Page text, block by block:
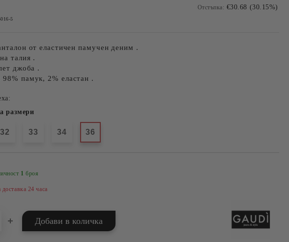
Отстъпка: €30.68 (30.15%)
5
от еластичен памучен деним .
талия .
джоба .
98% памук, 2% еластан .
размери
32 33 34 36
1 броя
24 часа